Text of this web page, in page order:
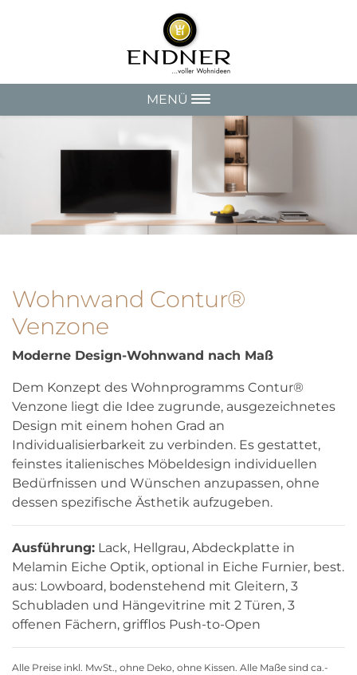
MENÜ
Wohnwand Contur®
Venzone
Moderne Design-Wohnwand nach Maß
Dem Konzept des Wohnprogramms Contur®
Venzone liegt die Idee zugrunde, ausgezeichnetes
Design mit einem hohen Grad an
Individualisierbarkeit zu verbinden. Es gestattet,
feinstes italienisches Möbeldesign individuellen
Bedürfnissen und Wünschen anzupassen, ohne
dessen spezifische Ästhetik aufzugeben.
Ausführung: Lack, Hellgrau, Abdeckplatte in
Melamin Eiche Optik, optional in Eiche Furnier, best.
aus: Lowboard, bodenstehend mit Gleitern, 3
Schubladen und Hängevitrine mit 2 Türen, 3
offenen Fächern, grifflos Push-to-Open
Alle Preise inkl. MwSt., ohne Deko, ohne Kissen. Alle Maße sind ca.-